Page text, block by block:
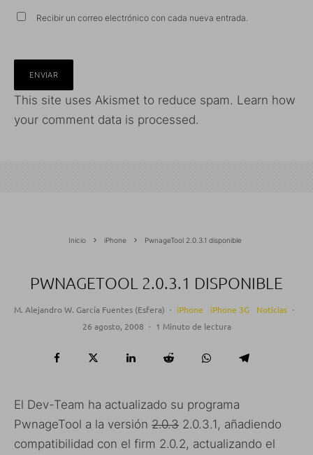
Recibir un correo electrónico con cada nueva entrada.
This site uses Akismet to reduce spam. Learn how
your comment data is processed.
Inicio iPhone PwnageTool 2.0.3.1 disponible
PWNAGETOOL 2.0.3.1 DISPONIBLE
M. Alejandro W. García Fuentes (Esfera) · iPhone iPhone 3G Noticias ·
26 agosto, 2008 · 1 Minuto de lectura
El Dev-Team ha actualizado su programa
PwnageTool a la versión 2.0.3 2.0.3.1, añadiendo
compatibilidad con el firm 2.0.2, actualizando el